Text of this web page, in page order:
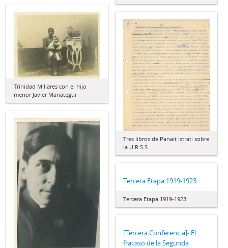
Trinidad Millares con el hijo
menor Javier Mariátegui
Tres libros de Panait Istrati sobre
la U.R.S.S.
Tercera Etapa 1919-1923
Tercera Etapa 1919-1923
[Tercera Conferencia]- El
fracaso de la Segunda